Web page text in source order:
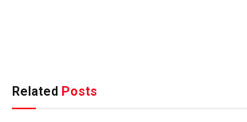
Related Posts